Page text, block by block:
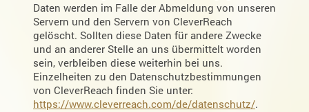
Daten werden im Falle der Abmeldung von unseren
Servern und den Servern von CleverReach
gelöscht. Sollten diese Daten für andere Zwecke
und an anderer Stelle an uns übermittelt worden
sein, verbleiben diese weiterhin bei uns.
Einzelheiten zu den Datenschutzbestimmungen
von CleverReach finden Sie unter:
https://www.cleverreach.com/de/datenschutz/.